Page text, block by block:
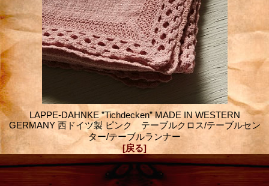
LAPPE-DAHNKE ”Tichdecken” MADE IN WESTERN
GERMANY 西ドイツ製 ピンク テーブルクロス/テーブルセン
ター/テーブルランナー
[戻る]